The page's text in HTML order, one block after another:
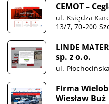
CEMOT –
ul. Księdza
13/7, 70-200
LINDE
sp. z o.o.
ul.
Firma
Wiesław Buż